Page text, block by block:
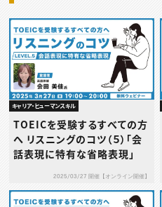
キャリア・ヒューマンスキル
TOEICを受験するすべての方
へ リスニングのコツ（５）「会
話表現に特有な省略表現」
2025/03/27 開催【オンライン開催】